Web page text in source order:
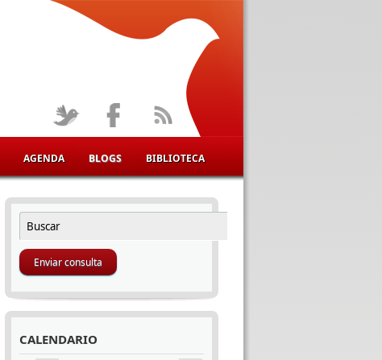
AGENDA BLOGS BIBLIOTECA
FORMULARIO DE BÚSQUEDA
Buscar
CALENDARIO